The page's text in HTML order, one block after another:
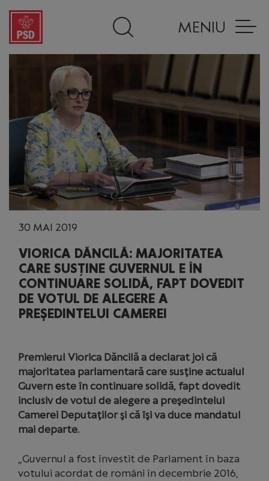
MENIU
30 MAI 2019
VIORICA DĂNCILĂ: MAJORITATEA
CARE SUSȚINE GUVERNUL E ÎN
CONTINUARE SOLIDĂ, FAPT DOVEDIT
DE VOTUL DE ALEGERE A
PREŞEDINTELUI CAMEREI
Premierul Viorica Dăncilă a declarat joi că
majoritatea parlamentară care susţine actualul
Guvern este în continuare solidă, fapt dovedit
inclusiv de votul de alegere a preşedintelui
Camerei Deputaţilor şi că îşi va duce mandatul
mai departe.
„Guvernul a fost învestit de Parlament în baza
votului acordat de români în decembrie 2016,